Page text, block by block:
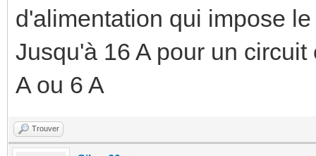
d'alimentation qui impose
Jusqu'à 16 A pour un
A ou 6 A
Trouver